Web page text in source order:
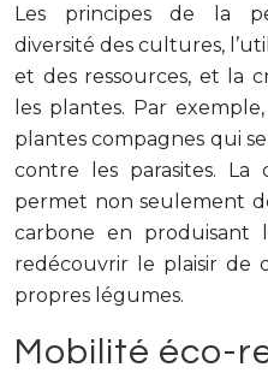
Les principes de la
diversité des cultures,
et des ressources, et la
les plantes. Par
plantes compagnes qui
contre les parasites.
permet non seulement
carbone en produisant
redécouvrir le plaisir de
propres légumes.
Mobilité éco-